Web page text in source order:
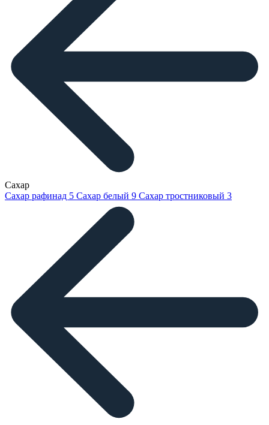
Сахар
Сахар рафинад 5 Сахар белый 9 Сахар тростниковый 3